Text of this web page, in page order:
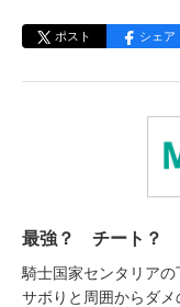
ポスト シェア
最強？ チート？
騎士国家センタリア
サボりと周囲からダ